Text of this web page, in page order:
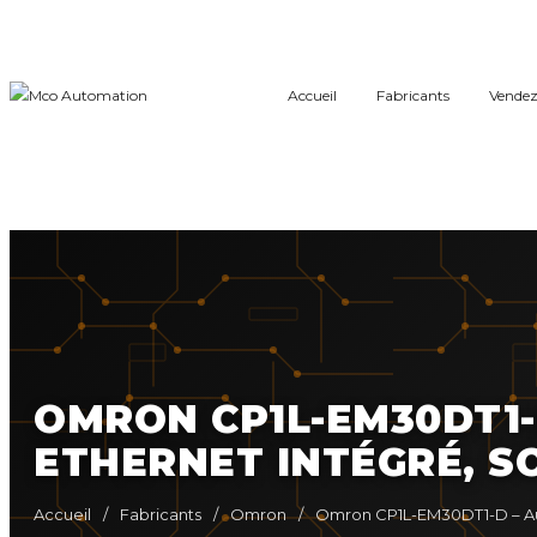
Accueil Fabricants
OMRON CP1L-
ETHERNET INTÉGRÉ,
Accueil / Fabricants / Omron / Omron CP1L-EM30DT1-D –